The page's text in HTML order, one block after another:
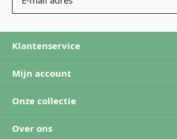
Klantenservice
Mijn account
Onze collectie
Over ons